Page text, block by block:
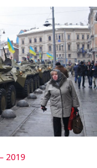
2019